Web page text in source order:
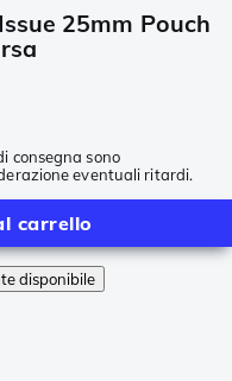
25mm Pouch
consegna sono
eventuali ritardi.
carrello
disponibile